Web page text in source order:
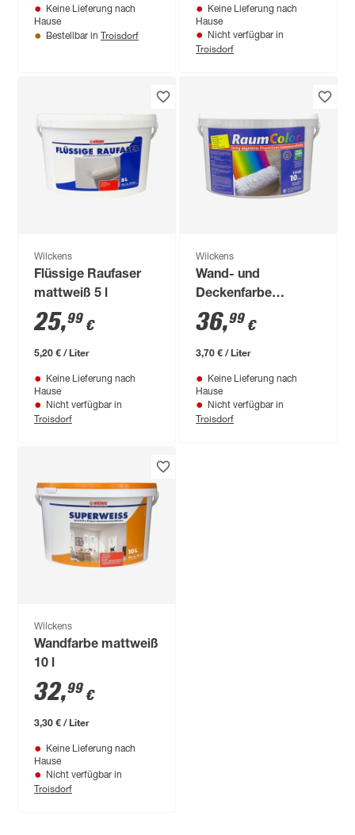
Keine Lieferung nach
Hause
Bestellbar in Troisdorf
Keine Lieferung nach
Hause
Nicht verfügbar in
Troisdorf
Wilckens
Flüssige Raufaser
mattweiß 5 l
25,99 €
5,20 € / Liter
Keine Lieferung nach
Hause
Nicht verfügbar in
Troisdorf
Wilckens
Wand- und
Deckenfarbe
'RaumColor'
platinfarben 10 l
36,99 €
3,70 € / Liter
Keine Lieferung nach
Hause
Nicht verfügbar in
Troisdorf
Wilckens
Wandfarbe mattweiß
10 l
32,99 €
3,30 € / Liter
Keine Lieferung nach
Hause
Nicht verfügbar in
Troisdorf